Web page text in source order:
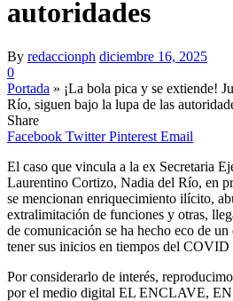
autoridades
By redaccionph diciembre 16, 2025
0
Portada » ¡La bola pica y se extiende!
Río, siguen bajo la lupa de las
Share
Facebook Twitter Pinterest Email
El caso que vincula a la ex Secretaria
Laurentino Cortizo, Nadia del Río, en
se mencionan enriquecimiento ilícito,
extralimitación de funciones y otras,
de comunicación se ha hecho eco de un
tener sus inicios en tiempos del COVID
Por considerarlo de interés,
por el medio digital EL ENCLAVE, EN